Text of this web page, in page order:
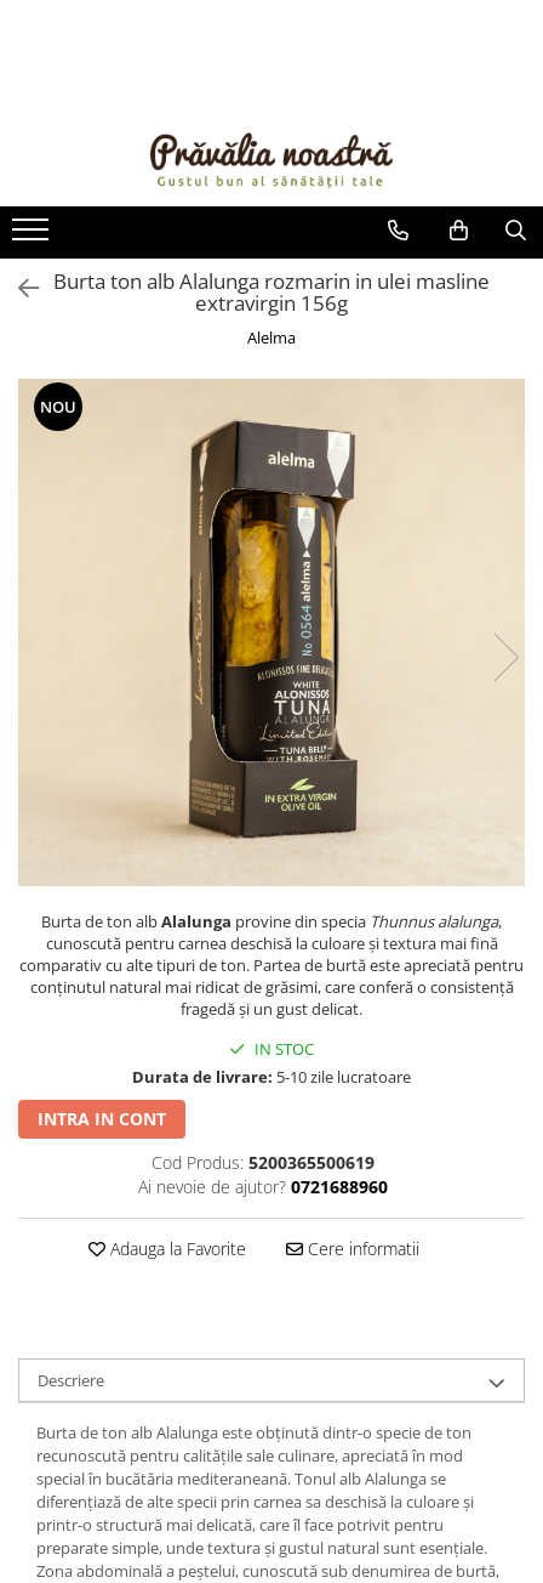
ULEIURI ȘI UNTURI
MĂSLINE
NUCI ȘI SEMINȚE
FRUCTE DESHIDRATATE
ÎNDULCITORI NATURALI / MIERE
OȚETURI ȘI SOSURI
SOSURI
BĂUTURI / LAPTE VEGETAL
CREME ȘI PASTE TARTINABILE
PRODUSE ECO / ORGANICE
PRODUSE ROMÂNEȘTI
COSMETICE
REMEDII NATURISTE
TOATE PRODUSELE
Burta ton alb Alalunga rozmarin in ulei masline
extravirgin 156g
Alelma
NOU
Burta de ton albAlalunga provine din specia Thunnus alalunga,
cunoscută pentru carnea deschisă la culoare și textura mai fină
comparativ cu alte tipuri de ton. Partea de burtă este apreciată pentru
conținutul natural mai ridicat de grăsimi, care conferă o consistență
fragedă și un gust delicat.
IN STOC
Durata de livrare: 5-10 zile lucratoare
INTRA IN CONT
Cod Produs: 5200365500619
Ai nevoie de ajutor? 0721688960
Adauga la Favorite Cere informatii
Descriere
Burta de ton alb Alalunga este obținută dintr-o specie de ton
recunoscută pentru calitățile sale culinare, apreciată în mod
special în bucătăria mediteraneană. Tonul alb Alalunga se
diferențiază de alte specii prin carnea sa deschisă la culoare și
printr-o structură mai delicată, care îl face potrivit pentru
preparate simple, unde textura și gustul natural sunt esențiale.
Zona abdominală a peștelui, cunoscută sub denumirea de burtă,